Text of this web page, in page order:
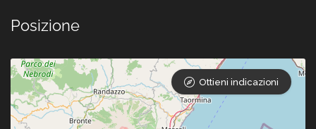
Posizione
Ottieni indicazioni